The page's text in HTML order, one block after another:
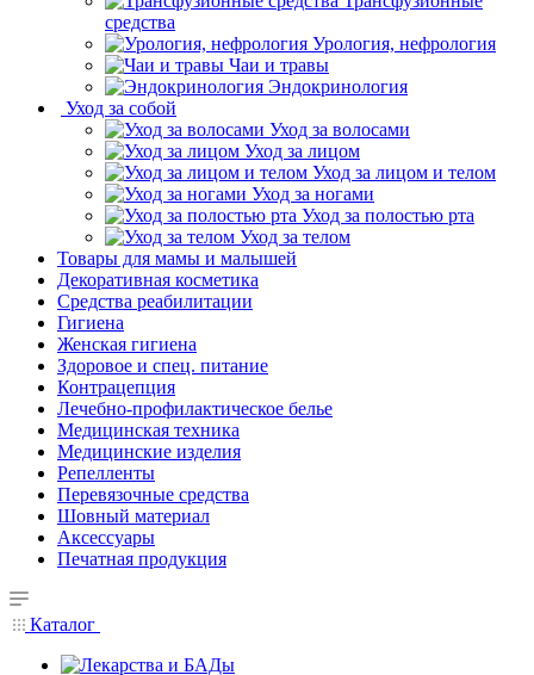
средства
Урология, нефрология
Чаи и травы
Эндокринология
Уход за собой
Уход за волосами
Уход за лицом
Уход за лицом и телом
Уход за ногами
Уход за полостью рта
Уход за телом
Товары для мамы и малышей
Декоративная косметика
Средства реабилитации
Гигиена
Женская гигиена
Здоровое и спец. питание
Контрацепция
Лечебно-профилактическое белье
Медицинская техника
Медицинские изделия
Репелленты
Перевязочные средства
Шовный материал
Аксессуары
Печатная продукция
Каталог